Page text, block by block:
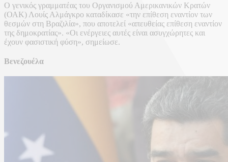
Ο γενικός γραμματέας του Οργανισμού Αμερικανικών Κρατών
(ΟΑΚ) Λουίς Αλμάγκρο καταδίκασε «την επίθεση εναντίον των
θεσμών στη Βραζιλία», που αποτελεί «απευθείας επίθεση εναντίον
της δημοκρατίας». «Οι ενέργειες αυτές είναι ασυγχώρητες και
έχουν φασιστική φύση», σημείωσε.
Βενεζουέλα